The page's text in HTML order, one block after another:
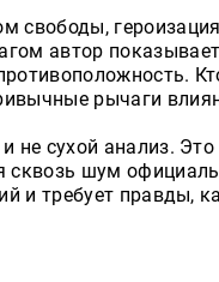
свободы,
автор
рычаги
не сухой анализ.
сквозь шум
и требует правды,